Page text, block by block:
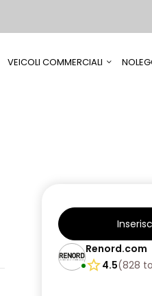
VEICOLI COMMERCIALI
Renord.com
4.5(828